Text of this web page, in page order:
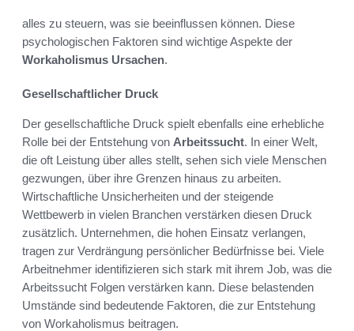
alles zu steuern, was sie beeinflussen können. Diese
psychologischen Faktoren sind wichtige Aspekte der
Workaholismus Ursachen.
Gesellschaftlicher Druck
Der gesellschaftliche Druck spielt ebenfalls eine erhebliche
Rolle bei der Entstehung von Arbeitssucht. In einer Welt,
die oft Leistung über alles stellt, sehen sich viele Menschen
gezwungen, über ihre Grenzen hinaus zu arbeiten.
Wirtschaftliche Unsicherheiten und der steigende
Wettbewerb in vielen Branchen verstärken diesen Druck
zusätzlich. Unternehmen, die hohen Einsatz verlangen,
tragen zur Verdrängung persönlicher Bedürfnisse bei. Viele
Arbeitnehmer identifizieren sich stark mit ihrem Job, was die
Arbeitssucht Folgen verstärken kann. Diese belastenden
Umstände sind bedeutende Faktoren, die zur Entstehung
von Workaholismus beitragen.